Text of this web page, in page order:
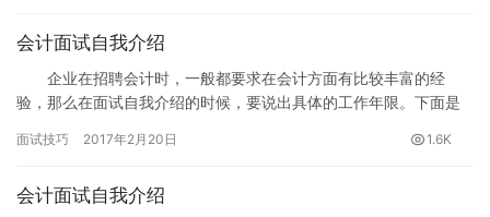
会计面试自我介绍
企业在招聘会计时，一般都要求在会计方面有比较丰富的经
验，那么在面试自我介绍的时候，要说出具体的工作年限。下面是
面试技巧 2017年2月20日 1.6K
会计面试自我介绍